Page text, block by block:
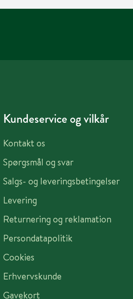
Kundeservice og vilkår
Kontakt os
Spørgsmål og svar
Salgs- og leveringsbetingelser
Levering
Returnering og reklamation
Persondatapolitik
Cookies
Erhvervskunde
Gavekort